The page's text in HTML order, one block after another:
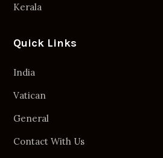
Kerala
Quick Links
India
Vatican
General
Contact With Us